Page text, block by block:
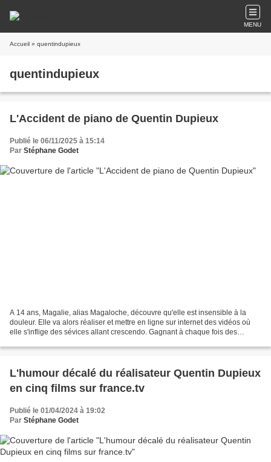
MENU
Accueil » quentindupieux
quentindupieux
L'Accident de piano de Quentin Dupieux
Publié le 06/11/2025 à 15:14
Par Stéphane Godet
A 14 ans, Magalie, alias Magaloche, découvre qu'elle est insensible à la
douleur. Elle va alors réaliser et mettre en ligne sur internet des vidéos où
elle s'inflige des sévices allant crescendo. Gagnant à chaque fois des
L'humour décalé du réalisateur Quentin Dupieux
en cinq films sur france.tv
Publié le 01/04/2024 à 19:02
Par Stéphane Godet